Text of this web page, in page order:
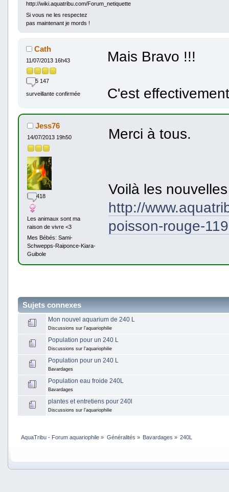
http://wiki.aquatribu.com/Forum_netiquette
Si vous ne les respectez
pas maintenant je mords !
Cath
11/07/2013 16h43
5 147
surveillante confirmée
Mais Bravo !!!
C'est
Jess76
14/07/2013 19h50
418
Les animaux sont ma
raison de vivre <3
Mes Bébés: Sami-
Schwepps-Raiponce-Kiara-
Guibole
Merci à tous.
Voilà les
http://
poisson-rouge-
Sujets connexes
Mon nouvel aquarium de 240 L
Discussions sur l'aquariophilie
Population pour un 240 L
Discussions sur l'aquariophilie
Population pour un 240 L
Bavardages
Population eau froide 240L
Bavardages
plantes et entretiens pour 240l
Discussions sur l'aquariophilie
AquaTribu - Forum aquariophile » Généralités » Bavardages » 240L